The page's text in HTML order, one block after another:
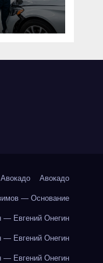
Авокадо Авокадо
— Основание
— Евгений Онегин
— Евгений Онегин
— Евгений Онегин